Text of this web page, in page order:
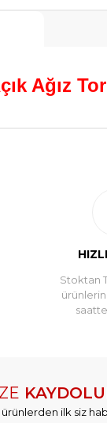
Ağız
Stoktan
ilk siz